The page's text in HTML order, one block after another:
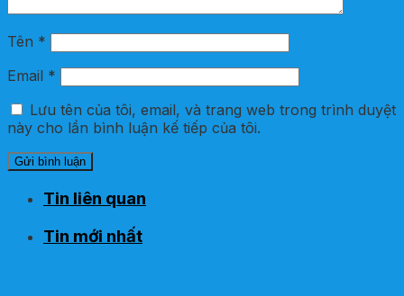
Tên *
Email *
Lưu tên của tôi, email, và trang web trong trình duyệt
này cho lần bình luận kế tiếp của tôi.
Tin liên quan
Tin mới nhất